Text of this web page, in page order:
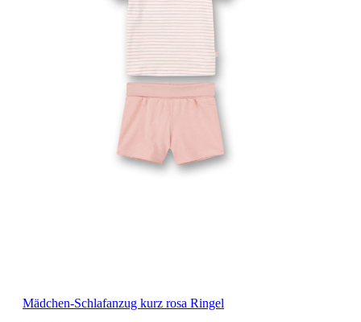
Mädchen-Schlafanzug kurz rosa Ringel